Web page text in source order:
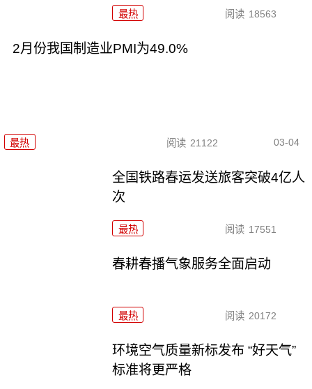
最热 阅读 18563
2月份我国制造业PMI为49.0%
最热 阅读 21122 03-04
全国铁路春运发送旅客突破4亿人
次
最热 阅读 17551
春耕春播气象服务全面启动
最热 阅读 20172
环境空气质量新标发布 “好天气”
标准将更严格